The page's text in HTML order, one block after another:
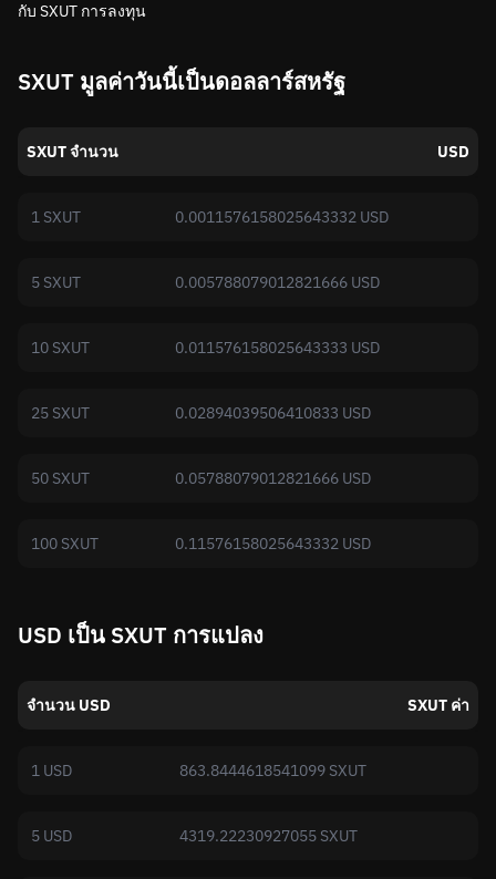
กับ SXUT การลงทุน
SXUT มูลค่าวันนี้เป็นดอลลาร์สหรัฐ
SXUT จำนวน USD
1 SXUT 0.0011576158025643332 USD
5 SXUT 0.005788079012821666 USD
10 SXUT 0.011576158025643333 USD
25 SXUT 0.02894039506410833 USD
50 SXUT 0.05788079012821666 USD
100 SXUT 0.11576158025643332 USD
USD เป็น SXUT การแปลง
จำนวน USD SXUT ค่า
1 USD 863.8444618541099 SXUT
5 USD 4319.22230927055 SXUT